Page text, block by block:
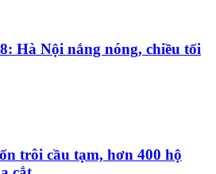
Hà Nội nắng nóng, chiều tối
trôi cầu tạm, hơn 400 hộ